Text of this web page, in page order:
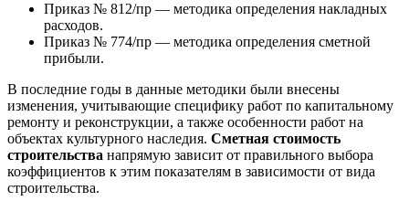
Приказ № 812/пр — методика определения накладных
расходов.
Приказ № 774/пр — методика определения сметной
прибыли.
В последние годы в данные методики были внесены
изменения, учитывающие специфику работ по капитальному
ремонту и реконструкции, а также особенности работ на
объектах культурного наследия. Сметная стоимость
строительства напрямую зависит от правильного выбора
коэффициентов к этим показателям в зависимости от вида
строительства.